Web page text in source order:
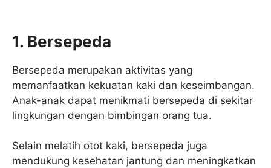
1. Bersepeda
Bersepeda merupakan aktivitas yang
memanfaatkan kekuatan kaki dan keseimbangan.
Anak-anak dapat menikmati bersepeda di sekitar
lingkungan dengan bimbingan orang tua.
Selain melatih otot kaki, bersepeda juga
mendukung kesehatan jantung dan meningkatkan